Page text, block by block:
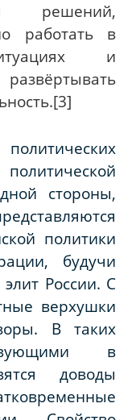
решений,
работать в
и
стороны,
политики
будучи
России. С
верхушки
В таких
в
доводы